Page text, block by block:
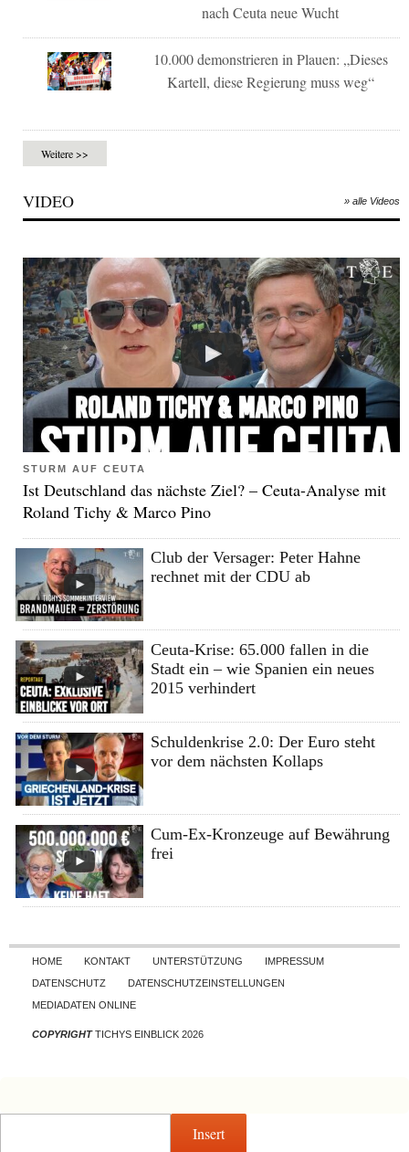
nach Ceuta neue Wucht
10.000 demonstrieren in Plauen: „Dieses
Kartell, diese Regierung muss weg“
Weitere >>
VIDEO » alle Videos
STURM AUF CEUTA
Ist Deutschland das nächste Ziel? – Ceuta-Analyse mit
Roland Tichy & Marco Pino
Club der Versager: Peter Hahne
rechnet mit der CDU ab
Ceuta-Krise: 65.000 fallen in die
Stadt ein – wie Spanien ein neues
2015 verhindert
Schuldenkrise 2.0: Der Euro steht
vor dem nächsten Kollaps
Cum-Ex-Kronzeuge auf Bewährung
frei
Skip to content
HOME KONTAKT UNTERSTÜTZUNG
IMPRESSUM
DATENSCHUTZ
DATENSCHUTZEINSTELLUNGEN
MEDIADATEN ONLINE
COPYRIGHTTICHYS EINBLICK 2026
Insert